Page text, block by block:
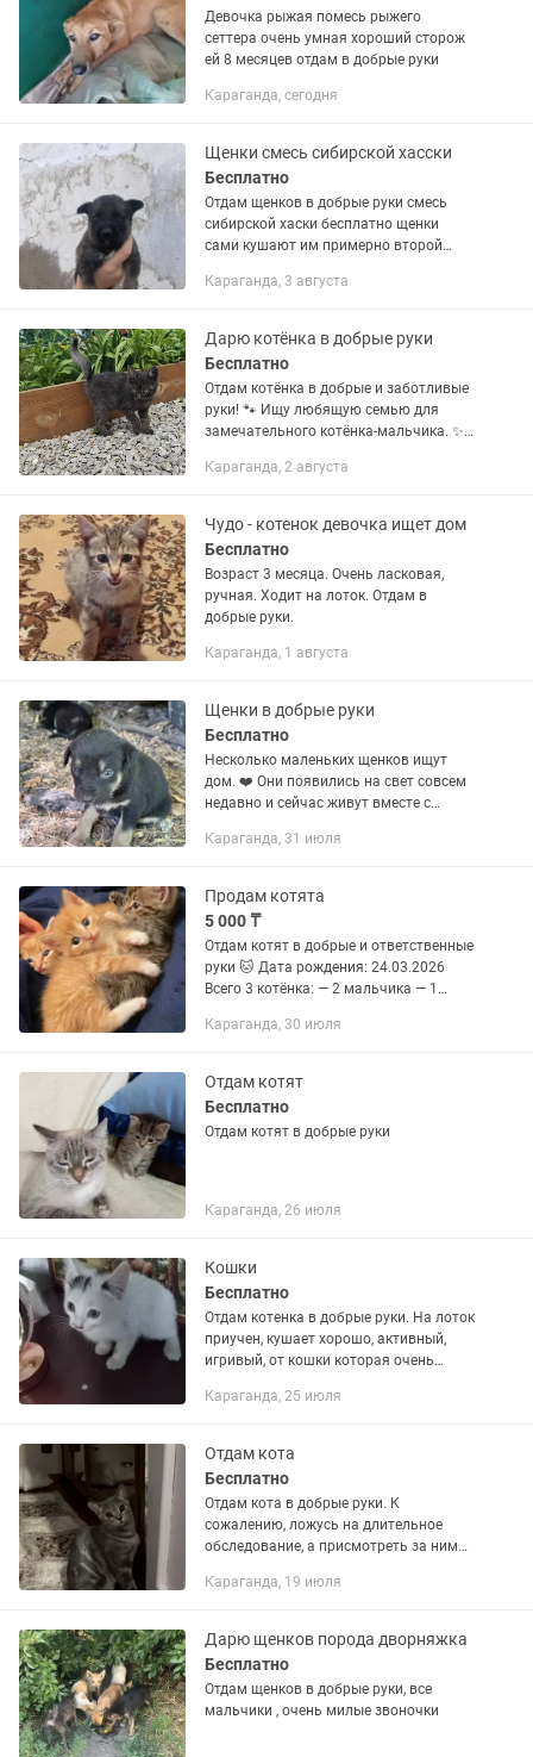
Девочка рыжая помесь рыжего
сеттера очень умная хороший сторож
ей 8 месяцев отдам в добрые руки
Караганда, сегодня
Щенки смесь сибирской хасски
Бесплатно
Отдам щенков в добрые руки смесь
сибирской хаски бесплатно щенки
сами кушают им примерно второй
находятся в Пришахтинске
Караганда, 3 августа
Дарю котёнка в добрые руки
Бесплатно
Отдам котёнка в добрые и заботливые
руки! 🐾 Ищу любящую семью для
замечательного котёнка-мальчика. ✨
✨ Кушает всё, неприхотлив в еде ✨
Караганда, 2 августа
Чудо - котенок девочка ищет дом
Бесплатно
Возраст 3 месяца. Очень ласковая,
ручная. Ходит на лоток. Отдам в
добрые руки.
Караганда, 1 августа
Щенки в добрые руки
Бесплатно
Несколько маленьких щенков ищут
дом. ❤️ Они появились на свет совсем
недавно и сейчас живут вместе с
каждый из них вырос в семье, где его
Караганда, 31 июля
Продам котята
5 000 ₸
Отдам котят в добрые и ответственные
руки 🐱 Дата рождения: 24.03.2026
Всего 3 котёнка: — 2 мальчика — 1
хорошими охотничьими инстинктами
Караганда, 30 июля
Отдам котят
Бесплатно
Отдам котят в добрые руки
Караганда, 26 июля
Кошки
Бесплатно
Отдам котенка в добрые руки. На лоток
приучен, кушает хорошо, активный,
игривый, от кошки которая очень
улицу во двор.
Караганда, 25 июля
Отдам кота
Бесплатно
Отдам кота в добрые руки. К
сожалению, ложусь на длительное
обследование, а присмотреть за ним
домашний, ходит в лоток, мебель не
Караганда, 19 июля
Дарю щенков порода дворняжка
Бесплатно
Отдам щенков в добрые руки, все
мальчики , очень милые звоночки